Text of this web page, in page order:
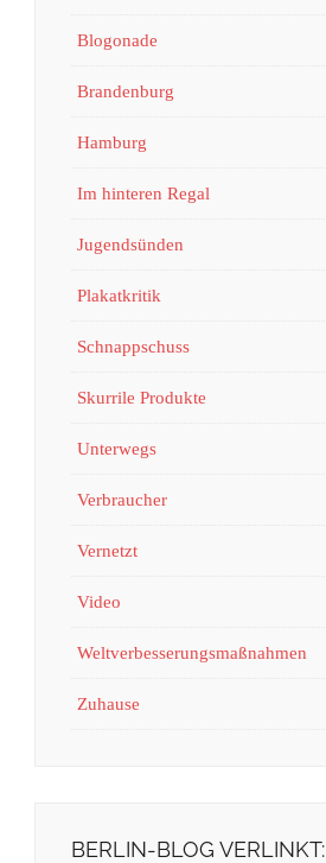
Blogonade
Brandenburg
Hamburg
Im hinteren Regal
Jugendsünden
Plakatkritik
Schnappschuss
Skurrile Produkte
Unterwegs
Verbraucher
Vernetzt
Video
Weltverbesserungsmaßnahmen
Zuhause
BERLIN-BLOG VERLINKT: